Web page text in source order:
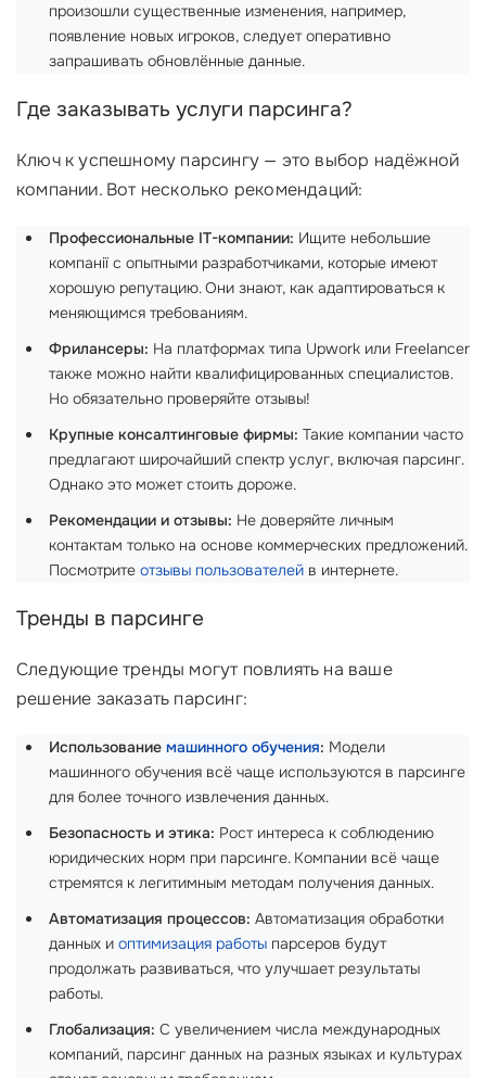
произошли существенные изменения, например,
появление новых игроков, следует оперативно
запрашивать обновлённые данные.
Где заказывать услуги парсинга?
Ключ к успешному парсингу — это выбор надёжной
компании. Вот несколько рекомендаций:
Профессиональные IT-компании: Ищите небольшие
компанії с опытными разработчиками, которые имеют
хорошую репутацию. Они знают, как адаптироваться к
меняющимся требованиям.
Фрилансеры: На платформах типа Upwork или Freelancer
также можно найти квалифицированных специалистов.
Но обязательно проверяйте отзывы!
Крупные консалтинговые фирмы: Такие компании часто
предлагают широчайший спектр услуг, включая парсинг.
Однако это может стоить дороже.
Рекомендации и отзывы: Не доверяйте личным
контактам только на основе коммерческих предложений.
Посмотрите отзывы пользователей в интернете.
Тренды в парсинге
Следующие тренды могут повлиять на ваше
решение заказать парсинг:
Использование машинного обучения: Модели
машинного обучения всё чаще используются в парсинге
для более точного извлечения данных.
Безопасность и этика: Рост интереса к соблюдению
юридических норм при парсинге. Компании всё чаще
стремятся к легитимным методам получения данных.
Автоматизация процессов: Автоматизация обработки
данных и оптимизация работы парсеров будут
продолжать развиваться, что улучшает результаты
работы.
Глобализация: С увеличением числа международных
компаний, парсинг данных на разных языках и культурах